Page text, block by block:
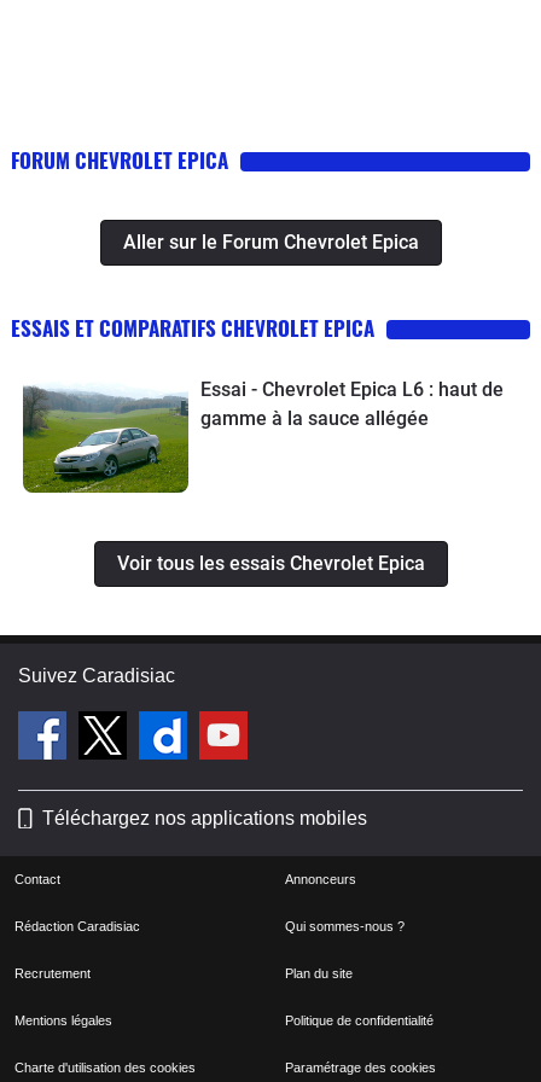
FORUM CHEVROLET EPICA
Aller sur le Forum Chevrolet Epica
ESSAIS ET COMPARATIFS CHEVROLET EPICA
Essai - Chevrolet Epica L6 : haut de
gamme à la sauce allégée
Voir tous les essais Chevrolet Epica
Suivez Caradisiac
Téléchargez nos applications mobiles
Contact Annonceurs
Rédaction Caradisiac Qui sommes-nous ?
Recrutement Plan du site
Mentions légales Politique de confidentialité
Charte d'utilisation des cookies Paramétrage des cookies